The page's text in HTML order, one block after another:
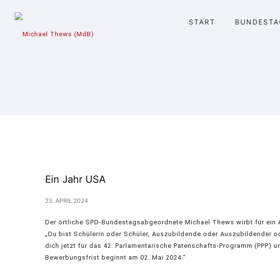
START
Ein Jahr USA
23. APRIL 2024
Der örtliche SPD-Bundestagsabgeordnete Michael Thews wirbt für
„Du bist Schülerin oder Schüler, Auszubildende oder Auszubildender
dich jetzt für das 42. Parlamentarische Patenschafts-Programm (PPP)
Bewerbungsfrist beginnt am 02. Mai 2024.“